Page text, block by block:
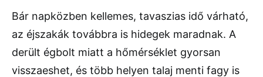
Bár napközben kellemes, tavaszias idő várható,
az éjszakák továbbra is hidegek maradnak. A
derült égbolt miatt a hőmérséklet gyorsan
visszaeshet, és több helyen talaj menti fagy is